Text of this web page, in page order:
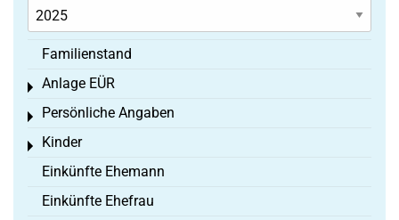
Familienstand
Anlage EÜR
Toggle menu
Persönliche Angaben
Toggle menu
Kinder
Toggle menu
Einkünfte Ehemann
Einkünfte Ehefrau